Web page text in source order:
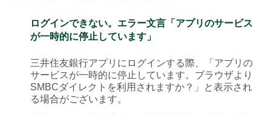
ログインできない。エラー文言「アプリのサービス
が一時的に停止しています」
三井住友銀行アプリにログインする際、「アプリの
サービスが一時的に停止しています。ブラウザより
SMBCダイレクトを利用されますか？」と表示され
る場合がございます。